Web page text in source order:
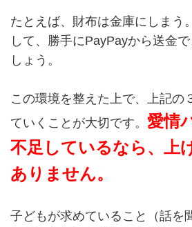
たとえば、財布は金庫にしまう
して、勝手にPayPayから送金
しょう。
この環境を整えた上で、上記の
ていくことが大切です。 愛情
不足しているなら、上
ありません。
子どもが求めていること（話を